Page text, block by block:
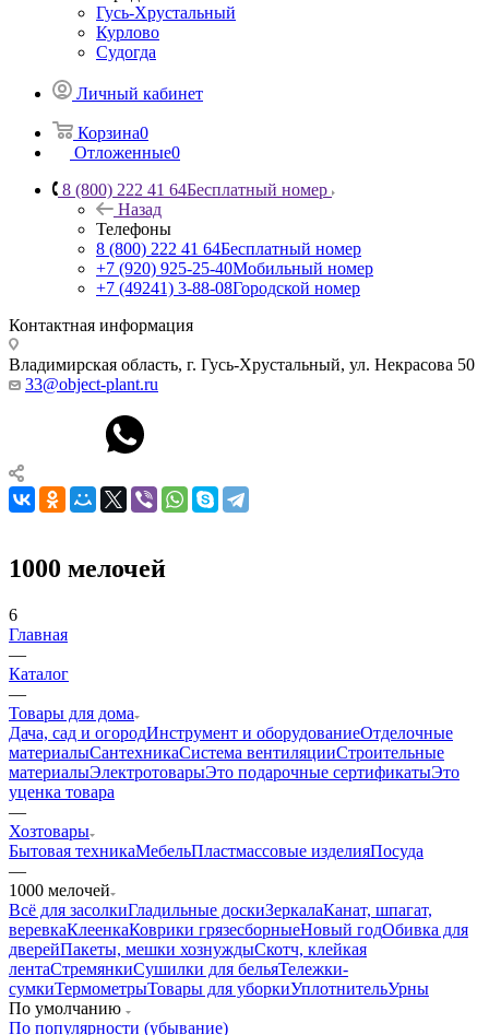
Гусь-Хрустальный
Курлово
Судогда
Личный кабинет
Корзина0
Отложенные0
8 (800) 222 41 64Бесплатный номер
Назад
Телефоны
8 (800) 222 41 64Бесплатный номер
+7 (920) 925-25-40Мобильный номер
+7 (49241) 3-88-08Городской номер
Контактная информация
Владимирская область, г. Гусь-Хрустальный, ул. Некрасова 50
33@object-plant.ru
1000 мелочей
6
Главная
—
Каталог
—
Товары для дома
Дача, сад и огородИнструмент и оборудованиеОтделочные
материалыСантехникаСистема вентиляцииСтроительные
материалыЭлектротоварыЭто подарочные сертификатыЭто
уценка товара
—
Хозтовары
Бытовая техникаМебельПластмассовые изделияПосуда
—
1000 мелочей
Всё для засолкиГладильные доскиЗеркалаКанат, шпагат,
веревкаКлеенкаКоврики грязесборныеНовый годОбивка для
дверейПакеты, мешки хознуждыСкотч, клейкая
лентаСтремянкиСушилки для бельяТележки-
сумкиТермометрыТовары для уборкиУплотнительУрны
По умолчанию
По популярности (убывание)